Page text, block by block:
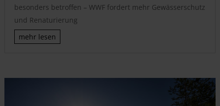
besonders betroffen – WWF fordert mehr Gewässerschutz
und Renaturierung
mehr lesen